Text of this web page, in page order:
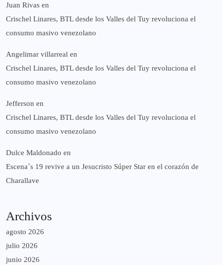
Juan Rivas en
Crischel Linares, BTL desde los Valles del Tuy revoluciona el
consumo masivo venezolano
Angelimar villarreal en
Crischel Linares, BTL desde los Valles del Tuy revoluciona el
consumo masivo venezolano
Jefferson en
Crischel Linares, BTL desde los Valles del Tuy revoluciona el
consumo masivo venezolano
Dulce Maldonado en
Escena´s 19 revive a un Jesucristo Súper Star en el corazón de
Charallave
Archivos
agosto 2026
julio 2026
junio 2026